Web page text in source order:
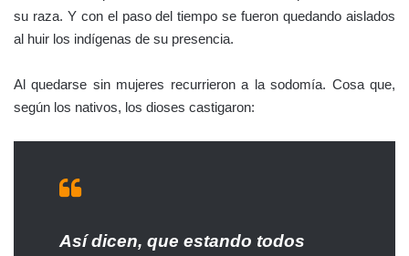
su raza. Y con el paso del tiempo se fueron quedando aislados
al huir los indígenas de su presencia.
Al quedarse sin mujeres recurrieron a la sodomía. Cosa que,
según los nativos, los dioses castigaron:
Así dicen, que estando todos